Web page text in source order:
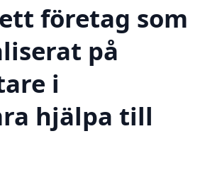
företag som
på
i
hjälpa till